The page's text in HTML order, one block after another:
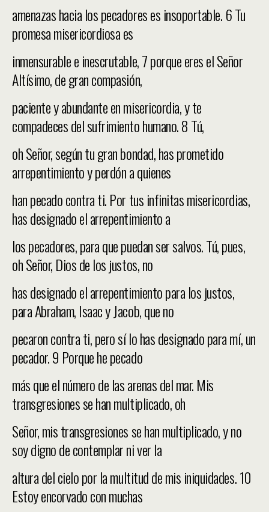
amenazas hacia los pecadores es insoportable. 6 Tu
promesa misericordiosa es
inmensurable e inescrutable, 7 porque eres el Señor
Altísimo, de gran compasión,
paciente y abundante en misericordia, y te
compadeces del sufrimiento humano. 8 Tú,
oh Señor, según tu gran bondad, has prometido
arrepentimiento y perdón a quienes
han pecado contra ti. Por tus infinitas misericordias,
has designado el arrepentimiento a
los pecadores, para que puedan ser salvos. Tú, pues,
oh Señor, Dios de los justos, no
has designado el arrepentimiento para los justos,
para Abraham, Isaac y Jacob, que no
pecaron contra ti, pero sí lo has designado para mí, un
pecador. 9 Porque he pecado
más que el número de las arenas del mar. Mis
transgresiones se han multiplicado, oh
Señor, mis transgresiones se han multiplicado, y no
soy digno de contemplar ni ver la
altura del cielo por la multitud de mis iniquidades. 10
Estoy encorvado con muchas